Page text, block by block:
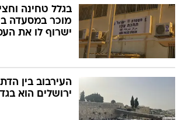
בגלל טחינה
מוכר במסעדה
ישרוף לו את
העירבוב בין
ירושלים הוא